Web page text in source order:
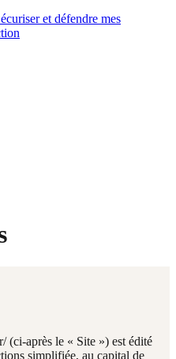
et défendre mes
(ci-après le « Site ») est édité
simplifiée, au capital de